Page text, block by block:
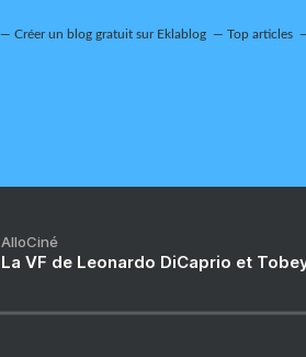
Créer un blog gratuit sur Eklablog Top articles
AlloCiné
La VF de Leonardo DiCaprio et